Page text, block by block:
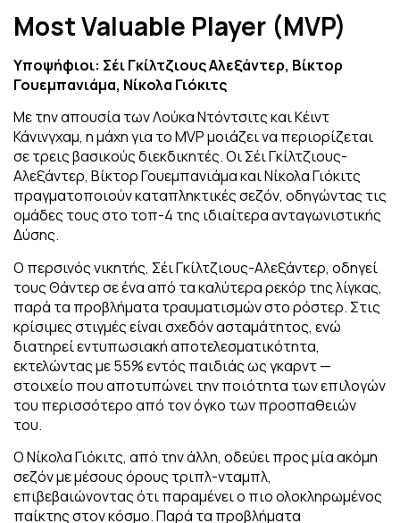
Most Valuable Player (MVP)
Υποψήφιοι: Σέι Γκίλτζιους Αλεξάντερ, Βίκτορ
Γουεμπανιάμα, Νίκολα Γιόκιτς
Με την απουσία των Λούκα Ντόντσιτς και Κέιντ
Κάνινγχαμ, η μάχη για το MVP μοιάζει να περιορίζεται
σε τρεις βασικούς διεκδικητές. Οι Σέι Γκίλτζιους-
Αλεξάντερ, Βίκτορ Γουεμπανιάμα και Νίκολα Γιόκιτς
πραγματοποιούν καταπληκτικές σεζόν, οδηγώντας τις
ομάδες τους στο τοπ-4 της ιδιαίτερα ανταγωνιστικής
Δύσης.
Ο περσινός νικητής, Σέι Γκίλτζιους-Αλεξάντερ, οδηγεί
τους Θάντερ σε ένα από τα καλύτερα ρεκόρ της λίγκας,
παρά τα προβλήματα τραυματισμών στο ρόστερ. Στις
κρίσιμες στιγμές είναι σχεδόν ασταμάτητος, ενώ
διατηρεί εντυπωσιακή αποτελεσματικότητα,
εκτελώντας με 55% εντός παιδιάς ως γκαρντ —
στοιχείο που αποτυπώνει την ποιότητα των επιλογών
του περισσότερο από τον όγκο των προσπαθειών
του.
Ο Νίκολα Γιόκιτς, από την άλλη, οδεύει προς μία ακόμη
σεζόν με μέσους όρους τριπλ-νταμπλ,
επιβεβαιώνοντας ότι παραμένει ο πιο ολοκληρωμένος
παίκτης στον κόσμο. Παρά τα προβλήματα